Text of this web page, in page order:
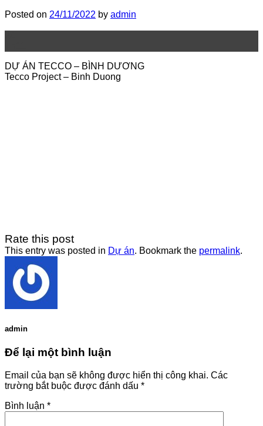
Posted on 24/11/2022 by admin
DỰ ÁN TECCO – BÌNH DƯƠNG
Tecco Project – Binh Duong
Rate this post
This entry was posted in Dự án. Bookmark the permalink.
admin
Để lại một bình luận
Email của bạn sẽ không được hiển thị công khai. Các
trường bắt buộc được đánh dấu *
Bình luận *